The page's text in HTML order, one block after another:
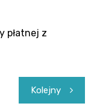
płatnej z
Kolejny